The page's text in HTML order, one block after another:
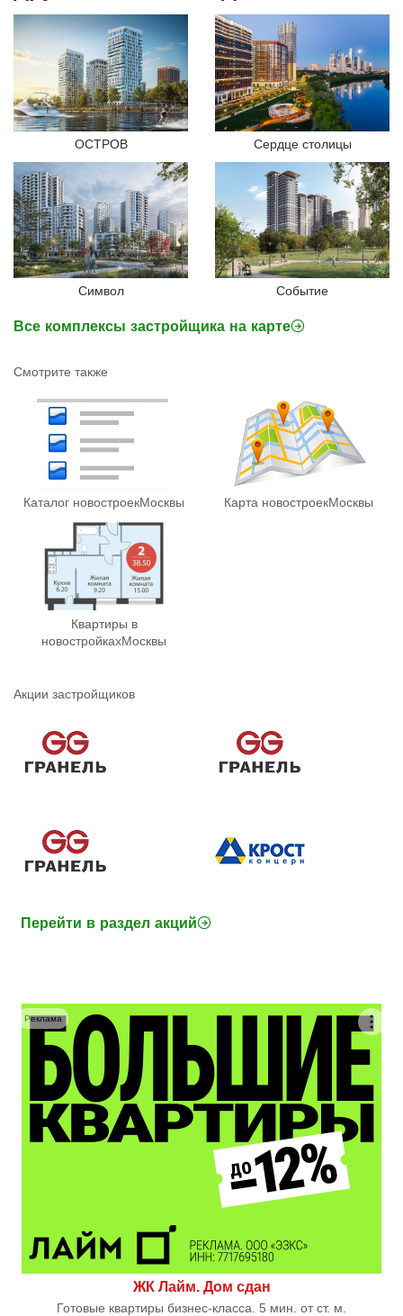
ОСТРОВ Сердце столицы
Символ Событие
Все комплексы застройщика на карте
Смотрите также
Каталог новостроекМосквы Карта новостроекМосквы
Квартиры в
новостройкахМосквы
Акции застройщиков
Перейти в раздел акций
ЖК Лайм. Дом сдан
Готовые квартиры бизнес-класса. 5 мин. от ст. м.
Реклама